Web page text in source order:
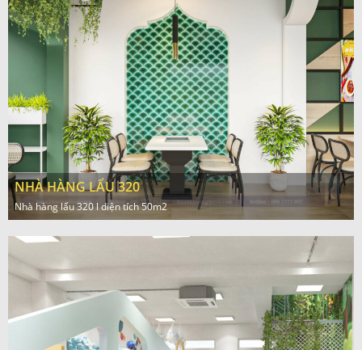
NHÀ HÀNG LẨU 320
Nhà hàng lẩu 320 l diện tích 50m2